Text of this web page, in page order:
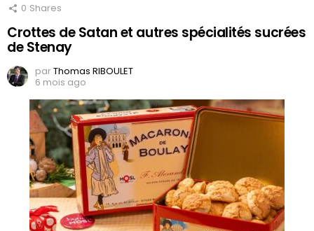
0 Shares
Crottes de Satan et autres spécialités sucrées
de Stenay
parThomas RIBOULET
6 mois ago